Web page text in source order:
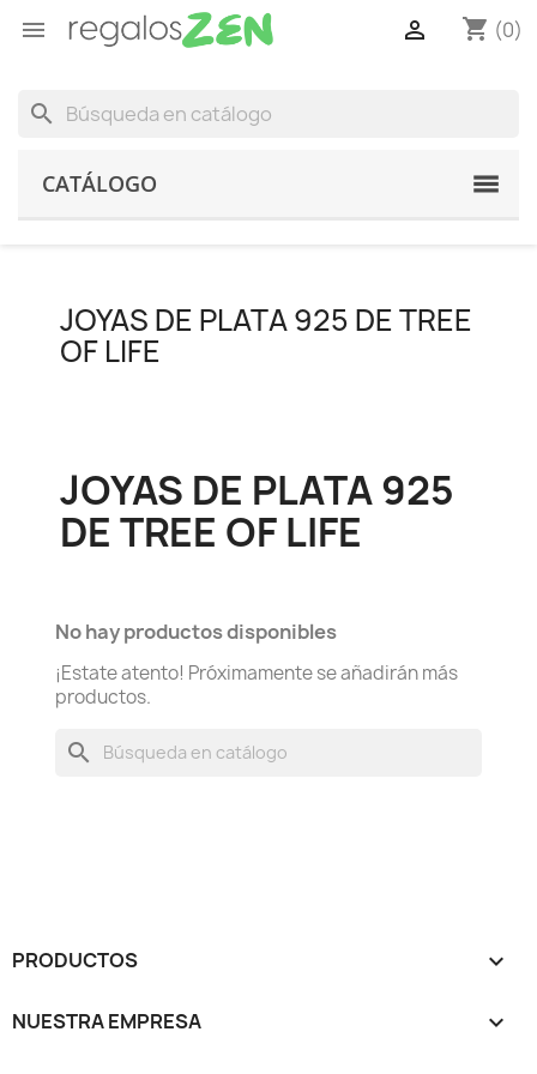
 shopping_cart (0)

search
CATÁLOGO
JOYAS DE PLATA 925 DE TREE
OF LIFE
JOYAS DE PLATA 925
DE TREE OF LIFE
No hay productos disponibles
¡Estate atento! Próximamente se añadirán más
productos.
search
PRODUCTOS 
NUESTRA EMPRESA 